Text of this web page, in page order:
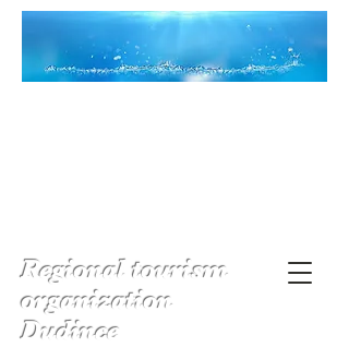
Regional tourism
organization
Dudince